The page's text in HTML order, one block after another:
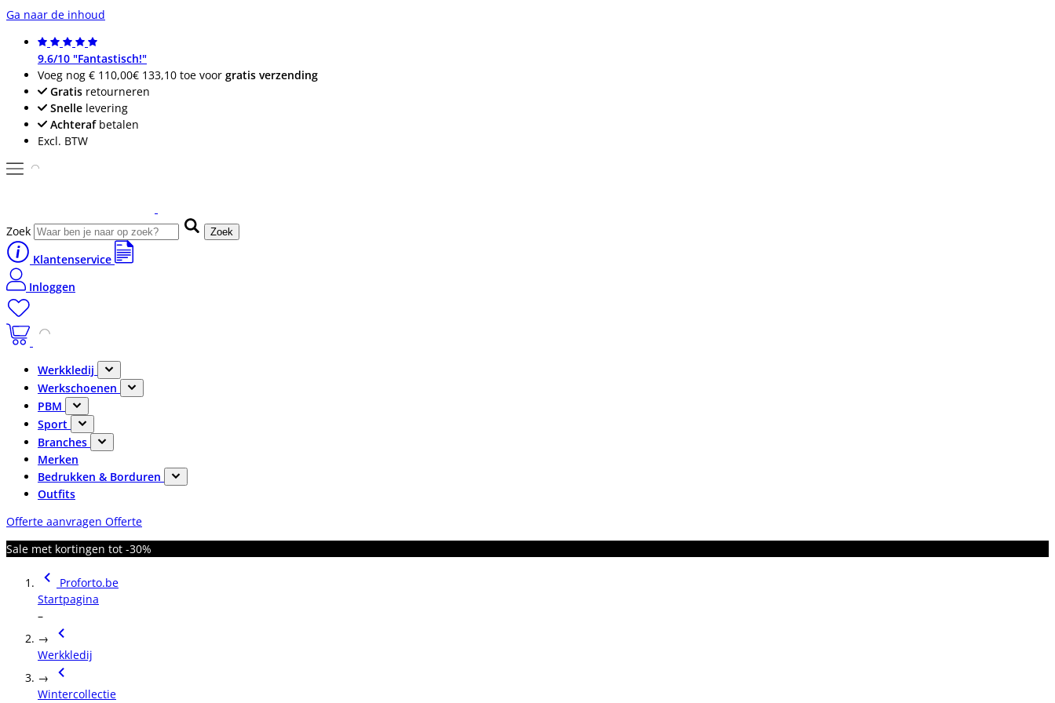
Ga naar de inhoud
9.6/10 "Fantastisch!"
Voeg nog € 110,00€ 133,10 toe voor gratis verzending
Gratis retourneren
Snelle levering
Achterafbetalen
Excl. BTW
Zoek Zoek
Klantenservice
Inloggen
Werkkledij
Werkschoenen
PBM
Sport
Branches
Merken
Bedrukken & Borduren
Outfits
Offerte aanvragen Offerte
Sale met kortingen tot -30%
Proforto.be
Startpagina
–
→
Werkkledij
→
Wintercollectie